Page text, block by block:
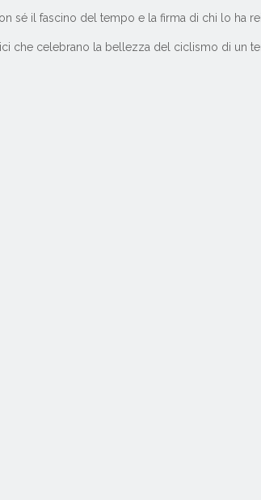
sé il fascino del tempo e la firma di chi lo ha
che celebrano la bellezza del ciclismo di un